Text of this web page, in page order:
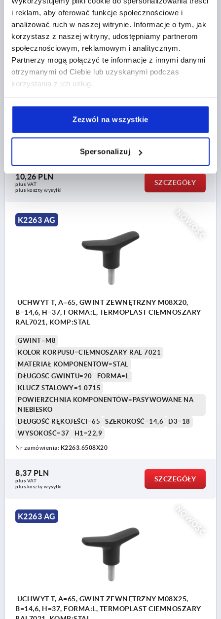
i reklam, aby oferować funkcje społecznościowe i
analizować ruch w naszej witrynie. Informacje o tym, jak
korzystasz z naszej witryny, udostępniamy partnerom
społecznościowym, reklamowym i analitycznym.
Partnerzy mogą połączyć te informacje z innymi danymi
otrzymanymi od Ciebie lub uzyskanymi podczas
korzystania z ich usług.
Zezwól na wszystkie
Spersonalizuj
UCHWYT T, A=65, GWINT ZEWNĘTRZNY M06X40,
B=14,6, H=37, FORMA:L, TERMOPLAST CIEMNOSZARY
RAL7021, KOMP:STAL
GWINT=M6
KOLOR KORPUSU=CIEMNOSZARY RAL 7021
MATERIAŁ KOMPONENTÓW=STAL
DŁUGOŚĆ GWINTU=40
SZEROKOŚĆ=14,6
WYSOKOŚĆ=37
H1=22,9
K2263.6506X40
10,26 PLN
plus VAT
plus koszty wysyłki
SZCZEGÓŁY
NOWOŚĆ
K2263 AG
UCHWYT T, A=65, GWINT ZEWNĘTRZNY M08X20,
B=14,6, H=37, FORMA:L, TERMOPLAST CIEMNOSZARY
RAL7021, KOMP:STAL
GWINT=M8
KOLOR KORPUSU=CIEMNOSZARY RAL 7021
MATERIAŁ KOMPONENTÓW=STAL
DŁUGOŚĆ GWINTU=20
FORMA=L
KLUCZ STALOWY=1.0715
POWIERZCHNIA KOMPONENTÓW=PASYWOWANE NA
NIEBIESKO
DŁUGOŚĆ RĘKOJEŚCI=65
SZEROKOŚĆ=14,6
D3=18
WYSOKOŚĆ=37
H1=22,9
Nr zamówienia: K2263.6508X20
8,37 PLN
plus VAT
plus koszty wysyłki
SZCZEGÓŁY
NOWOŚĆ
K2263 AG
UCHWYT T, A=65, GWINT ZEWNĘTRZNY M08X25,
B=14,6, H=37, FORMA:L, TERMOPLAST CIEMNOSZARY